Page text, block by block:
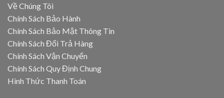
Về Chúng Tôi
Chính Sách Bảo Hành
Chính Sách Bảo Mật Thông Tin
Chính Sách Đổi Trả Hàng
Chính Sách Vận Chuyển
Chính Sách Quy Định Chung
Hình Thức Thanh Toán